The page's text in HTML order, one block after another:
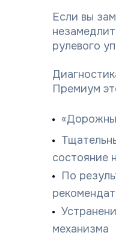
Если вы
рулевого
Премиум
состояние
По
механизма